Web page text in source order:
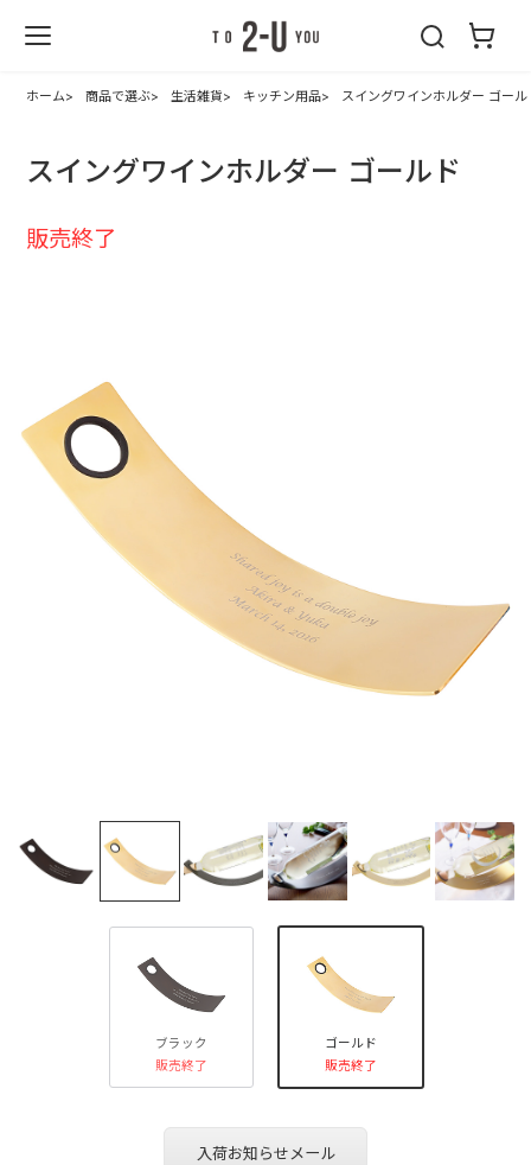
ホーム 商品で選ぶ 生活雑貨 キッチン用品 スイングワインホルダー ゴール
スイングワインホルダー ゴールド
販売終了
ブラック
販売終了
ゴールド
販売終了
入荷お知らせメール